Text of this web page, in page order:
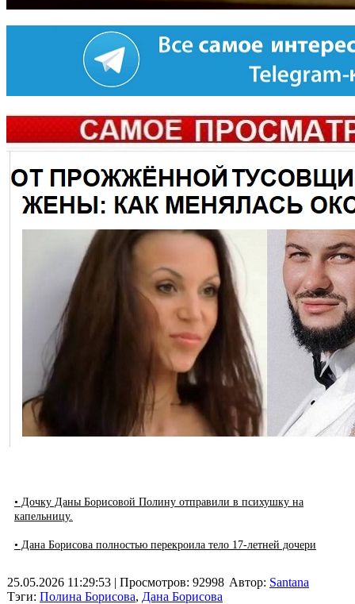
• Дочку Даны Борисовой Полину отправили в психушку на
капельницу.
• Дана Борисова полностью перекроила тело 17-летней дочери
25.05.2026 11:29:53 | Просмотров: 92998
Тэги: Полина Борисова, Дана Борисова
Автор: Santana